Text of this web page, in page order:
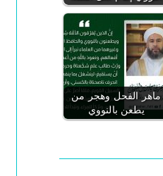
ماهر الفحل وهجر من
يطعن بالنووي